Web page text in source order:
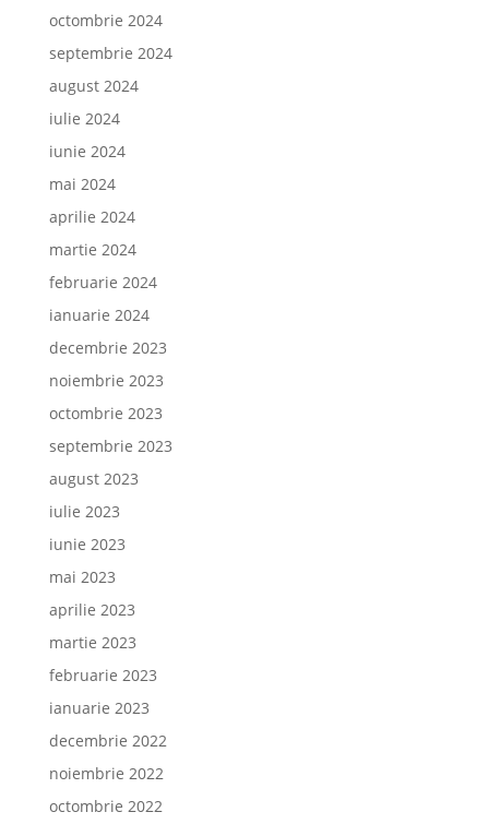
octombrie 2024
septembrie 2024
august 2024
iulie 2024
iunie 2024
mai 2024
aprilie 2024
martie 2024
februarie 2024
ianuarie 2024
decembrie 2023
noiembrie 2023
octombrie 2023
septembrie 2023
august 2023
iulie 2023
iunie 2023
mai 2023
aprilie 2023
martie 2023
februarie 2023
ianuarie 2023
decembrie 2022
noiembrie 2022
octombrie 2022